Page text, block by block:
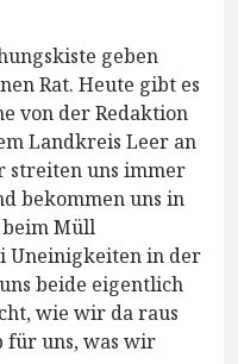
geben
Rat. Heute gibt es
von der Redaktion
Landkreis Leer an
streiten uns immer
bekommen uns in
beim Müll
Uneinigkeiten in der
beide eigentlich
wie wir da raus
für uns, was wir